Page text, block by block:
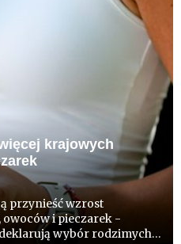
krajowych
przynieść wzrost
i pieczarek -
wybór rodzimych